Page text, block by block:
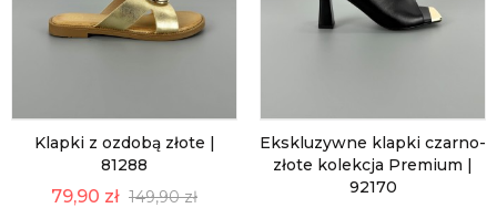
Klapki z ozdobą złote |
81288
79,90 zł 149,90 zł
Ekskluzywne klapki czarno-
złote kolekcja Premium |
92170